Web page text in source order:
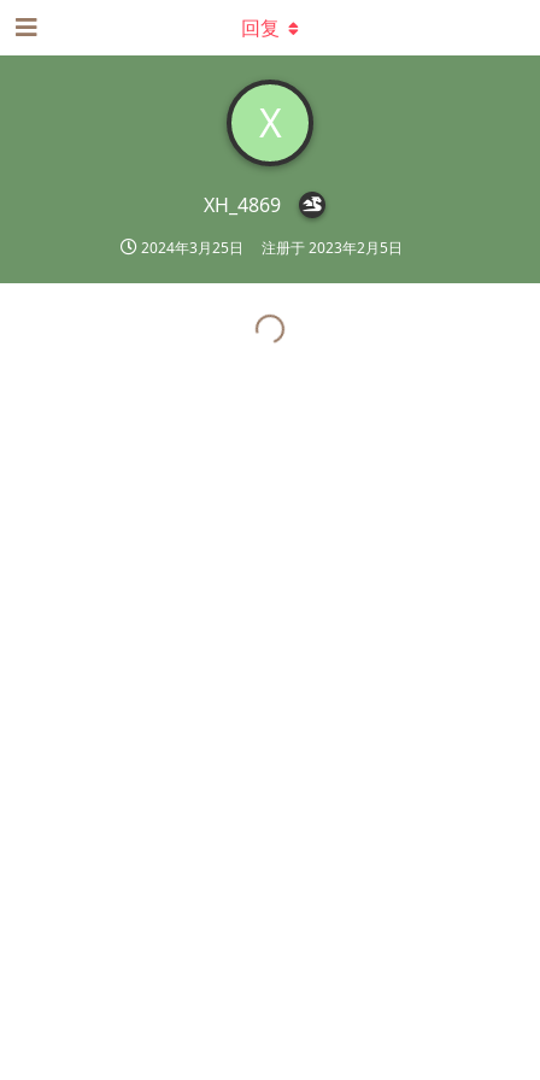
X
XH_4869
2024年3月25日 注册于2023年2月5日
回复